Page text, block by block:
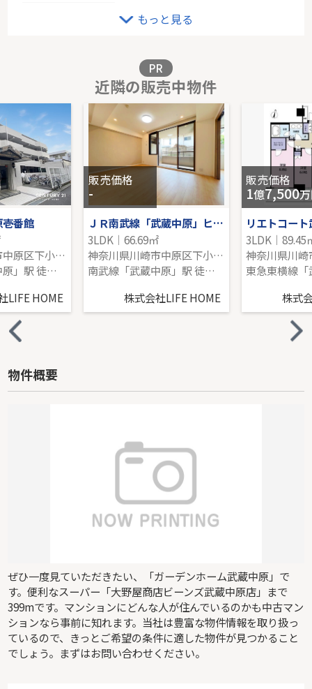
販売価格を見る
戸建 稲城市平尾２丁目
-｜4LDK｜93.77㎡｜-
販売価格を見る
もっと見る
PR
近隣の販売中物件
番館
神奈川県川崎市中原区下小田中４丁目
南武線「武蔵中原」駅 徒歩15分
LIFE HOME
販売価格
-
ＪＲ南武線「武蔵中原」ヒルズ武蔵中原ウエストウイング
3LDK｜66.69㎡
神奈川県川崎市中原区下小田中５丁目
南武線「武蔵中原」駅 徒歩15分
株式会社LIFE HOME
販売価格
1億7,500
3LDK｜89.45
神奈川県川
株式
物件概要
ぜひ一度見ていただきたい、「ガーデンホーム武蔵中原」で
す。便利なスーパー「大野屋商店ビーンズ武蔵中原店」まで
399mです。マンションにどんな人が住んでいるのかも中古マン
ションなら事前に知れます。当社は豊富な物件情報を取り扱っ
ているので、きっとご希望の条件に適した物件が見つかること
でしょう。まずはお問い合わせください。